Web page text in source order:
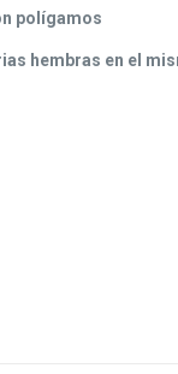
polígamos
hembras en el